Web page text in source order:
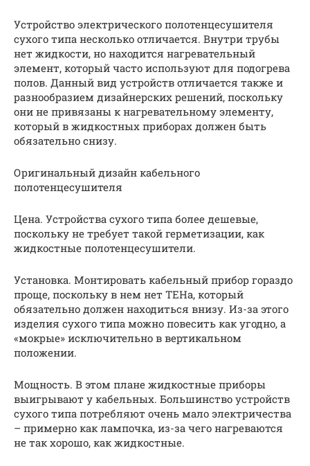
Устройство электрического полотенцесушителя
сухого типа несколько отличается. Внутри трубы
нет жидкости, но находится нагревательный
элемент, который часто используют для подогрева
полов. Данный вид устройств отличается также и
разнообразием дизайнерских решений, поскольку
они не привязаны к нагревательному элементу,
который в жидкостных приборах должен быть
обязательно снизу.
Оригинальный дизайн кабельного
полотенцесушителя
Цена. Устройства сухого типа более дешевые,
поскольку не требует такой герметизации, как
жидкостные полотенцесушители.
Установка. Монтировать кабельный прибор гораздо
проще, поскольку в нем нет ТЕНа, который
обязательно должен находиться внизу. Из-за этого
изделия сухого типа можно повесить как угодно, а
«мокрые» исключительно в вертикальном
положении.
Мощность. В этом плане жидкостные приборы
выигрывают у кабельных. Большинство устройств
сухого типа потребляют очень мало электричества
– примерно как лампочка, из-за чего нагреваются
не так хорошо, как жидкостные.